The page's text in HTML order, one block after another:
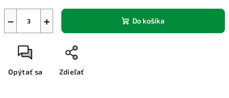
+
− Do košíka
Opýtať sa Zdieľať